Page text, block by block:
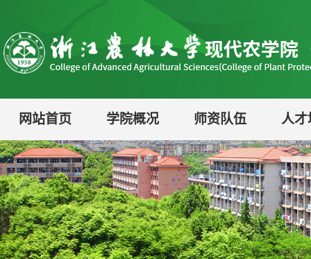
网站首页 学院概况 师资队伍 人才